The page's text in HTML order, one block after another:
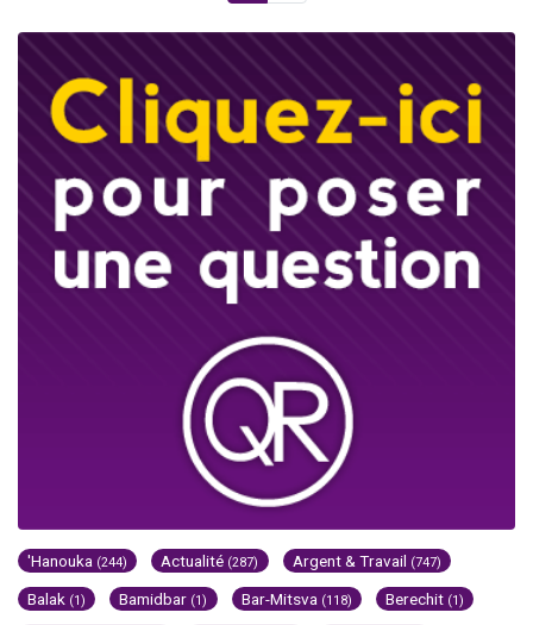
'Hanouka (244) Actualité (287) Argent & Travail (747)
Balak (1) Bamidbar (1) Bar-Mitsva (118) Berechit (1)